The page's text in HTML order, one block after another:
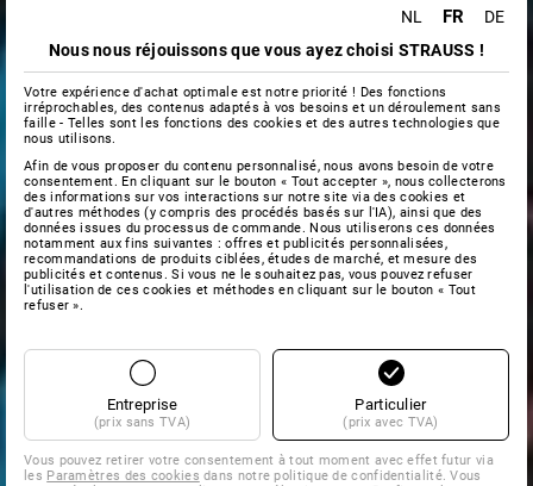
NL FR
DE
Nous nous réjouissons que vous ayez choisi STRAUSS !
Votre expérience d'achat optimale est notre priorité ! Des fonctions
irréprochables, des contenus adaptés à vos besoins et un déroulement sans
faille - Telles sont les fonctions des cookies et des autres technologies que
nous utilisons.
Afin de vous proposer du contenu personnalisé, nous avons besoin de votre
consentement. En cliquant sur le bouton « Tout accepter », nous collecterons
des informations sur vos interactions sur notre site via des cookies et
d'autres méthodes (y compris des procédés basés sur l'IA), ainsi que des
données issues du processus de commande. Nous utiliserons ces données
notamment aux fins suivantes : offres et publicités personnalisées,
recommandations de produits ciblées, études de marché, et mesure des
publicités et contenus. Si vous ne le souhaitez pas, vous pouvez refuser
l'utilisation de ces cookies et méthodes en cliquant sur le bouton « Tout
refuser ».
Entreprise
(prix sans TVA)
Particulier
(prix avec TVA)
Vous pouvez retirer votre consentement à tout moment avec effet futur via
les Paramètres des cookies dans notre politique de confidentialité. Vous